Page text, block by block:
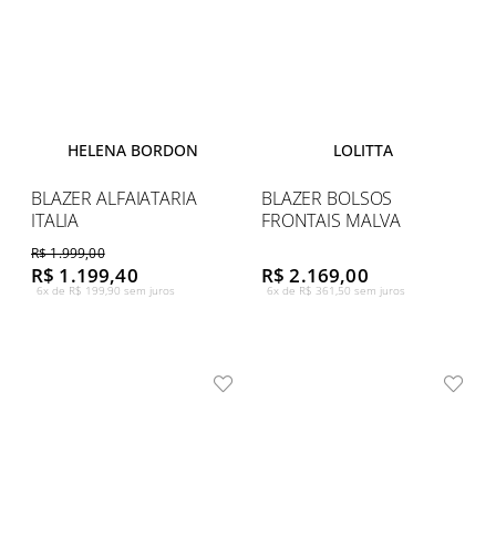
HELENA BORDON
BLAZER ALFAIATARIA
ITALIA
R$ 1.999,00
R$ 1.199,40
6x de R$ 199,90 sem juros
LOLITTA
BLAZER BOLSOS
FRONTAIS MALVA
R$ 2.169,00
6x de R$ 361,50 sem juros